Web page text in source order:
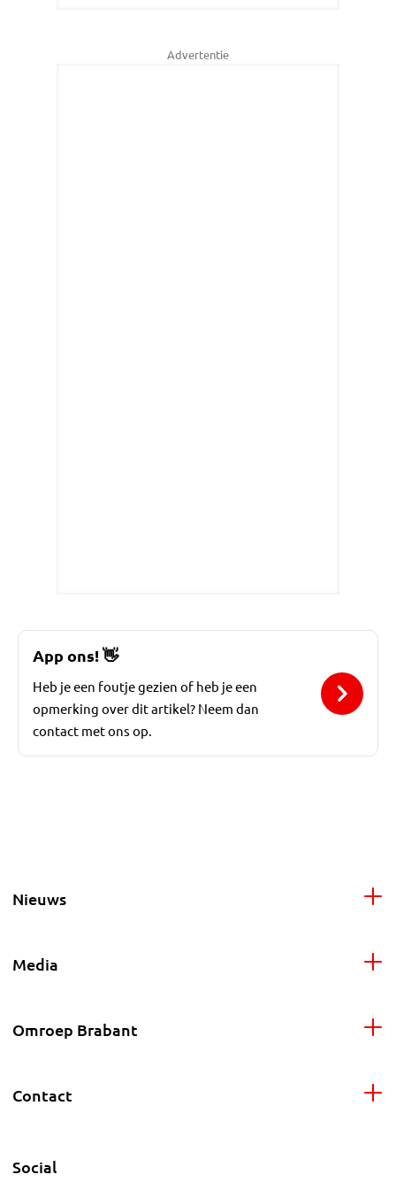
Advertentie
App ons!👋
Heb je een foutje gezien of heb je een
opmerking over dit artikel? Neem dan
contact met ons op.
Nieuws
Media
Omroep Brabant
Contact
Social